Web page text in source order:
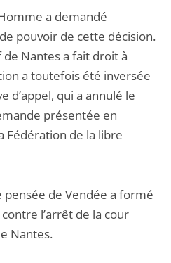
a demandé
pouvoir de cette décision.
Nantes a fait droit à
a toutefois été inversée
d’appel, qui a annulé le
présentée en
Fédération de la libre
pensée de Vendée a formé
l’arrêt de la cour
Nantes.